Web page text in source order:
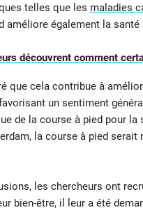
telles que les maladies
améliore également la santé
découvrent comment
que cela contribue à
un sentiment
de la course à pied pour
la course à pied
les chercheurs ont
bien-être, il leur a été